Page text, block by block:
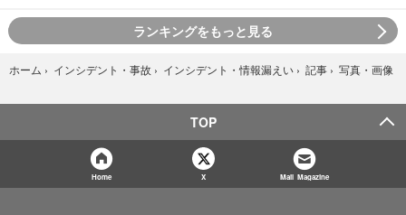
ランキングをもっと見る
ホーム › インシデント・事故 › インシデント・情報漏えい › 記事 › 写真・画像
TOP
Home X Mail Magazine